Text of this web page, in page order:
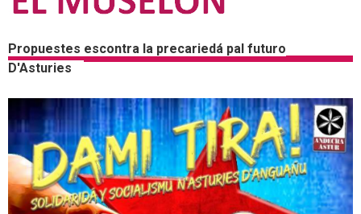
Propuestes escontra la precariedá pal futuro
D'Asturies